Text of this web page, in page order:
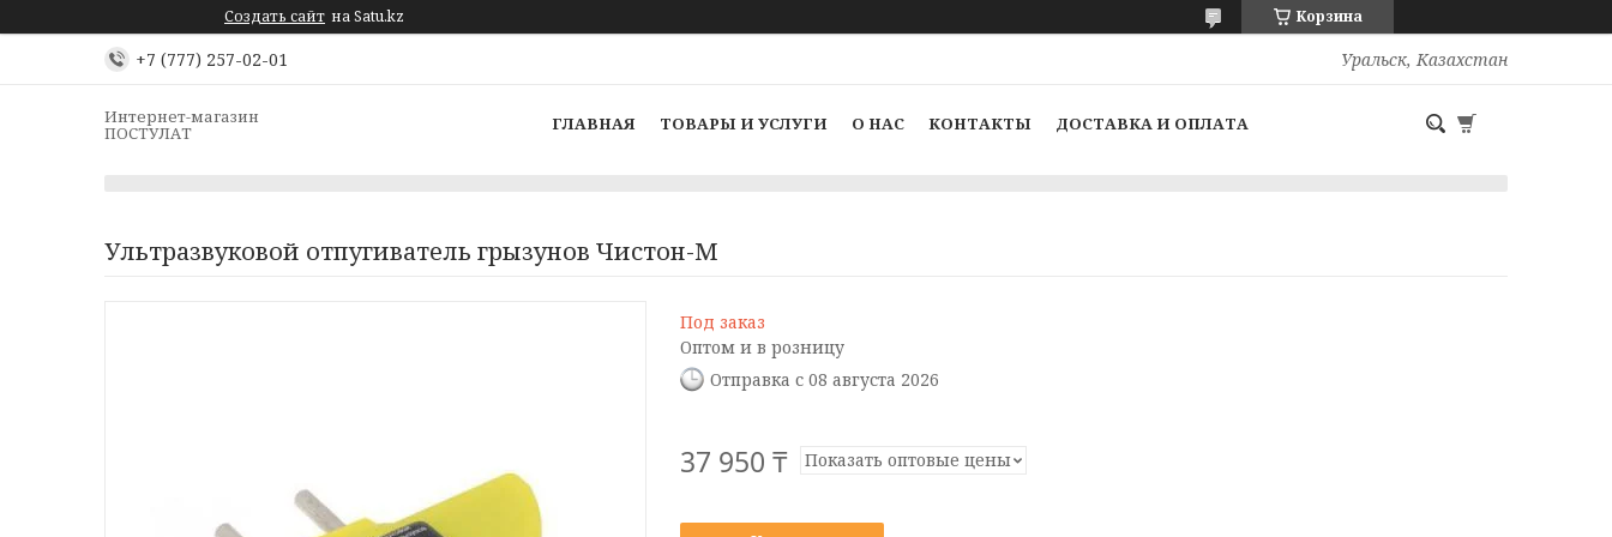
Создать сайт на Satu.kz Корзина
+7 (777) 257-02-01 Уральск, Казахстан
Интернет-магазин
ПОСТУЛАТ ГЛАВНАЯ ТОВАРЫ И УСЛУГИ О НАС КОНТАКТЫ ДОСТАВКА И ОПЛАТА
Ультразвуковой отпугиватель грызунов Чистон-М
Под заказ
Оптом и в розницу
Отправка с 08 августа 2026
37 950 ₸ Показать оптовые цены